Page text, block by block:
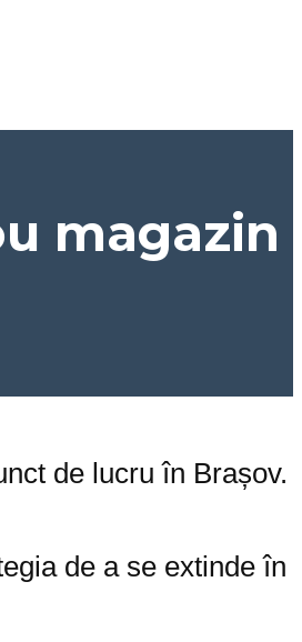
magazin
de lucru în Brașov.
de a se extinde în